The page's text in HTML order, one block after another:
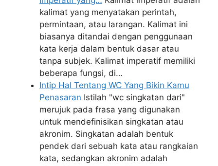
kalimat yang menyatakan perintah,
permintaan, atau larangan. Kalimat ini
biasanya ditandai dengan penggunaan
kata kerja dalam bentuk dasar atau
tanpa subjek. Kalimat imperatif memiliki
beberapa fungsi, di…
Intip Hal Tentang WC Yang Bikin Kamu
Penasaran Istilah "wc singkatan dari"
merujuk pada frasa yang digunakan
untuk mendefinisikan singkatan atau
akronim. Singkatan adalah bentuk
pendek dari sebuah kata atau rangkaian
kata, sedangkan akronim adalah